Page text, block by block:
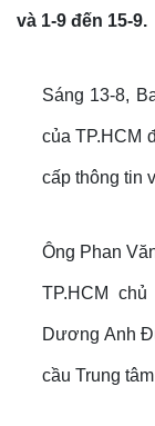
và 1-9 đến 15-9.
Sáng 13-8,
của TP.HCM
cấp thông tin
Ông Phan
TP.HCM
Dương Anh
cầu Trung